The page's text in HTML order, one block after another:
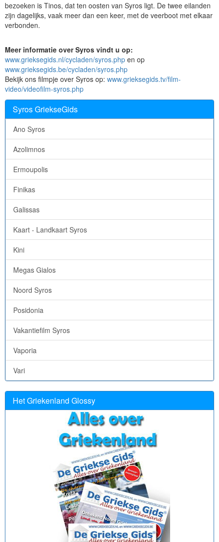
bezoeken is Tinos, dat ten oosten van Syros ligt. De twee eilanden
zijn dagelijks, vaak meer dan een keer, met de veerboot met elkaar
verbonden.
Meer informatie over Syros vindt u op:
www.grieksegids.nl/cycladen/syros.php en op
www.grieksegids.be/cycladen/syros.php
Bekijk ons filmpje over Syros op: www.grieksegids.tv/film-
video/videofilm-syros.php
Syros GriekseGids
Ano Syros
Azolimnos
Ermoupolis
Finikas
Galissas
Kaart - Landkaart Syros
Kini
Megas Gialos
Noord Syros
Posidonia
Vakantiefilm Syros
Vaporia
Vari
Het Griekenland Glossy